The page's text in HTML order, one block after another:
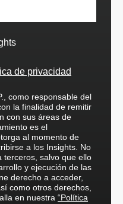
de privacidad
como responsable del
la finalidad de remitir
con sus áreas de
es el
al momento de
a los Insights. No
terceros, salvo que ello
y ejecución de las
derecho a acceder,
como otros derechos,
en nuestra “Política